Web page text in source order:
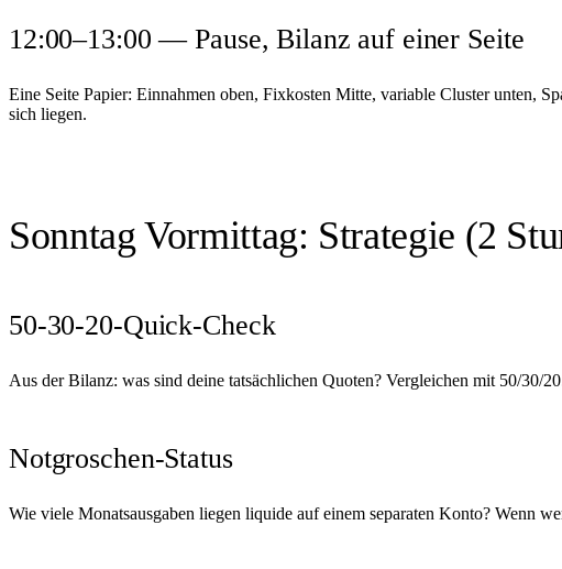
12:00–13:00 — Pause, Bilanz auf einer Seite
Eine Seite Papier: Einnahmen oben, Fixkosten Mitte, variable Cluster unten,
sich liegen.
Sonntag Vormittag: Strategie (2
50-30-20-Quick-Check
Aus der Bilanz: was sind deine tatsächlichen Quoten? Vergleichen mit 50/30/
Notgroschen-Status
Wie viele Monatsausgaben liegen liquide auf einem separaten Konto? Wenn